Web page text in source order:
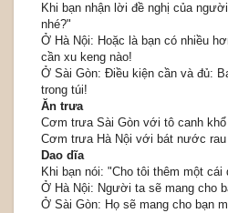
Khi bạn nhận lời đề nghị của
nhé?"
Ở Hà Nội: Hoặc là bạn có nhiều
cần xu keng nào!
Ở Sài Gòn: Điều kiện cần và đủ:
trong túi!
Ăn trưa
Cơm trưa Sài Gòn với tô canh
Cơm trưa Hà Nội với bát nước
Dao dĩa
Khi bạn nói: "Cho tôi thêm một
Ở Hà Nội: Người ta sẽ mang cho
Ở Sài Gòn: Họ sẽ mang cho bạn